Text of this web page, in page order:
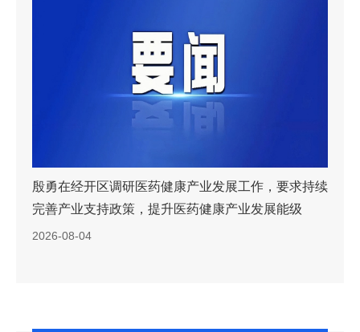
同聚北京，共创未来——海外博士博士后开启来京创
新创业“北京行”
2026-07-31